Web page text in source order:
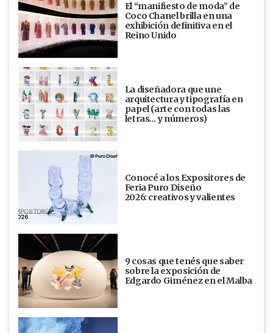
El “manifiesto de moda” de
Coco Chanel brilla en una
exhibición definitiva en el
Reino Unido
La diseñadora que une
arquitectura y tipografía en
papel (arte con todas las
letras… y números)
Conocé a los Expositores de
Feria Puro Diseño
2026: creativos y valientes
9 cosas que tenés que saber
sobre la exposición de
Edgardo Giménez en el Malba